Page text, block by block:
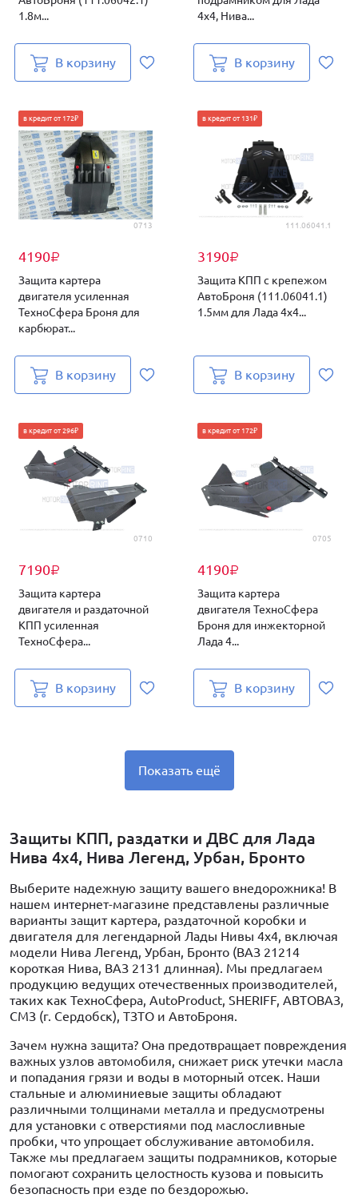
1.8м...
В корзину
4х4, Нива...
В корзину
0713
4190₽
в кредит от 172₽
Защита картера
двигателя усиленная
ТехноСфера Броня для
карбюрат...
В корзину
111.06041.1
3190₽
в кредит от 131₽
Защита КПП с крепежом
АвтоБроня (111.06041.1)
1.5мм для Лада 4х4...
В корзину
0710
7190₽
в кредит от 296₽
Защита картера
двигателя и раздаточной
КПП усиленная
ТехноСфера...
В корзину
0705
4190₽
в кредит от 172₽
Защита картера
двигателя ТехноСфера
Броня для инжекторной
Лада 4...
В корзину
Показать ещё
Защиты КПП, раздатки и ДВС для Лада
Нива 4x4, Нива Легенд, Урбан, Бронто
Выберите надежную защиту вашего внедорожника! В
нашем интернет-магазине представлены различные
варианты защит картера, раздаточной коробки и
двигателя для легендарной Лады Нивы 4x4, включая
модели Нива Легенд, Урбан, Бронто (ВАЗ 21214
короткая Нива, ВАЗ 2131 длинная). Мы предлагаем
продукцию ведущих отечественных производителей,
таких как ТехноСфера, AutoProduct, SHERIFF, АВТОВАЗ,
СМЗ (г. Сердобск), ТЗТО и АвтоБроня.
Зачем нужна защита? Она предотвращает повреждения
важных узлов автомобиля, снижает риск утечки масла
и попадания грязи и воды в моторный отсек. Наши
стальные и алюминиевые защиты обладают
различными толщинами металла и предусмотрены
для установки с отверстиями под маслосливные
пробки, что упрощает обслуживание автомобиля.
Также мы предлагаем защиты подрамников, которые
помогают сохранить целостность кузова и повысить
безопасность при езде по бездорожью.